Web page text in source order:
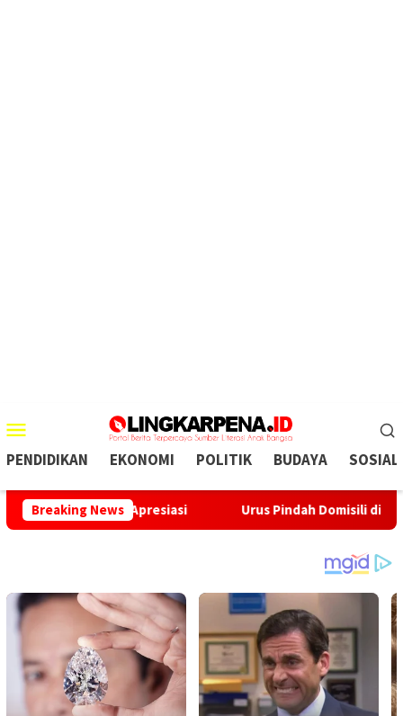
Mobile
PENDIDIKAN EKONOMI POLITIK BUDAYA SOSIAL
Breaking News
Apresiasi Urus Pindah Domisili di Kabupaten